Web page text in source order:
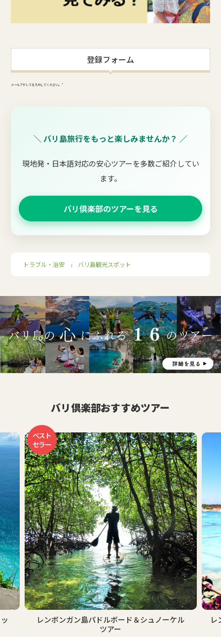
登録フォーム
メールアドレスを入力してください。 *
＼ バリ島旅行をもっと楽しみませんか？ ／
現地発・日本語対応の安心ツアーを多数ご紹介してい
ます。
バリ倶楽部のツアーを見る
トラブル・治安 ｜ バリ島観光スポット
バリ倶楽部おすすめツアー
ベスト
セラー
レンボンガン島パドルボード＆シュノーケル
ツアー
レ